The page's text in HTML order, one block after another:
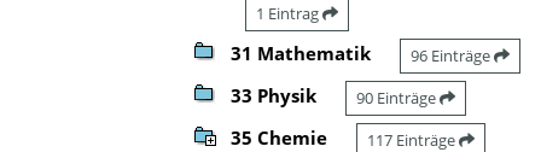
1 Eintrag
31 Mathematik 96 Einträge
33 Physik 90 Einträge
35 Chemie 117 Einträge